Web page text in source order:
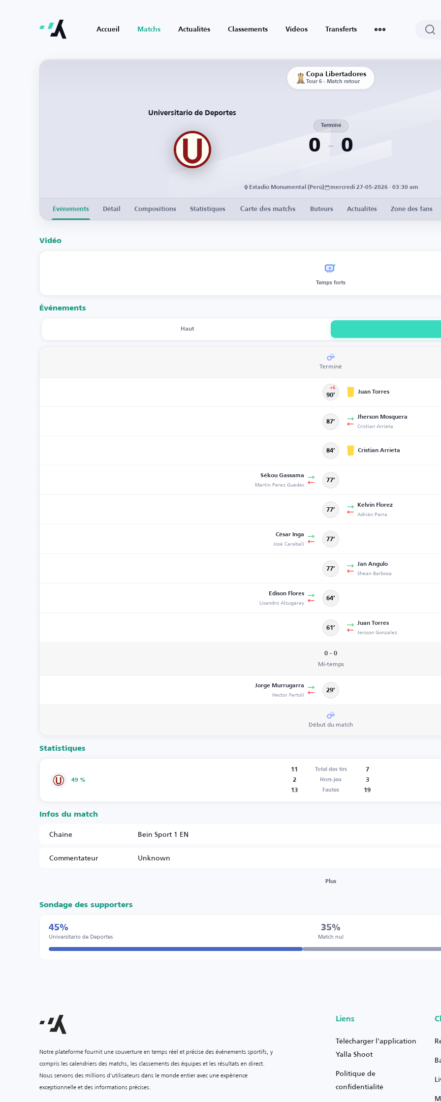
Accueil Matchs Actualités Classements Vidéos Transferts
Copa Libertadores
Tour 6 - Match retour
Universitario de Deportes
0
Terminé
0
Estadio Monumental (Perú) mercredi 27-05-2026 · 03:30 am
Événements Détail Compositions Statistiques Carte des matchs Buteurs Actualités Zone des fans
Vidéo
Temps forts
Événements
Haut
Terminé
90’
+6
Juan Torres
87’
Jherson Mosquera
Cristian Arrieta
84’ Cristian Arrieta
Sékou Gassama
Martin Perez Guedes 77’
77’
Kelvin Florez
Adrián Parra
César Inga
José Carabalí 77’
77’
Jan Angulo
Shean Barbosa
Edison Flores
Lisandro Alzugaray 64’
61’
Juan Torres
Jersson Gonzalez
0 - 0
Mi-temps
Jorge Murrugarra
Hector Fertoli 29’
Début du match
Statistiques
49 %
11 Total des tirs
7
2
Hors-jeu
3
13
Fautes 19
Infos du match
Chaîne
Bein Sport 1 EN
Commentateur
Unknown
Plus
Sondage des supporters
45%
Universitario de Deportes
35%
Match nul
Notre plateforme fournit une couverture en temps réel et précise des événements sportifs, y
compris les calendriers des matchs, les classements des équipes et les résultats en direct.
Nous servons des millions d'utilisateurs dans le monde entier avec une expérience
exceptionnelle et des informations précises.
Liens
Télécharger l'application
Yalla Shoot
Politique de
confidentialité